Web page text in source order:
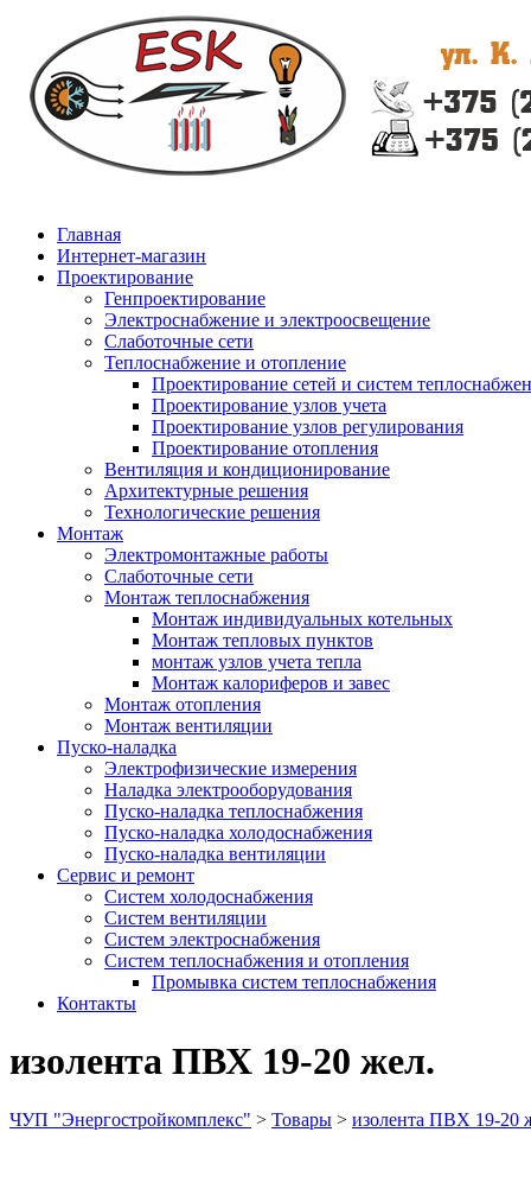
Главная
Интернет-магазин
Проектирование
Генпроектирование
Электроснабжение и электроосвещение
Слаботочные сети
Теплоснабжение и отопление
Проектирование сетей и систем
Проектирование узлов учета
Проектирование узлов регулирования
Проектирование отопления
Вентиляция и кондиционирование
Архитектурные решения
Технологические решения
Монтаж
Электромонтажные работы
Слаботочные сети
Монтаж теплоснабжения
Монтаж индивидуальных котельных
Монтаж тепловых пунктов
монтаж узлов учета тепла
Монтаж калориферов и завес
Монтаж отопления
Монтаж вентиляции
Пуско-наладка
Электрофизические измерения
Наладка электрооборудования
Пуско-наладка теплоснабжения
Пуско-наладка холодоснабжения
Пуско-наладка вентиляции
Сервис и ремонт
Систем холодоснабжения
Систем вентиляции
Систем электроснабжения
Систем теплоснабжения и отопления
Промывка систем теплоснабжения
Контакты
изолента ПВХ 19-20 жел.
ЧУП "Энергостройкомплекс" > Товары > изолента ПВХ 19-20